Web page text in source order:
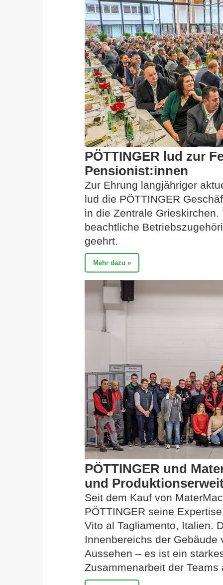
PÖTTINGER lud zur
Pensionist:innen
Zur Ehrung langjähriger
lud die PÖTTINGER
in die Zentrale
beachtliche
geehrt.
Mehr dazu »
PÖTTINGER und
und
Seit dem Kauf von
PÖTTINGER seine
Vito al Tagliamento, Italien.
Innenbereichs der
Aussehen – es ist ein
Zusammenarbeit der